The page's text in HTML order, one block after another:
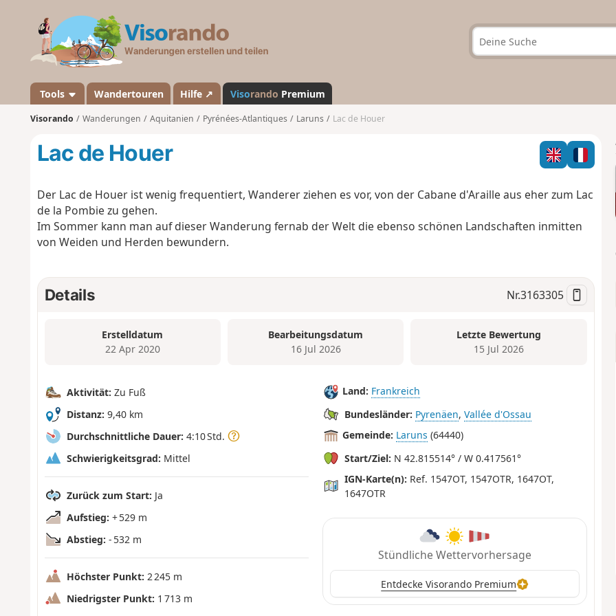
a
n
d
Tools Wandertouren Hilfe ↗ Visorando Premium
Visorando Wanderungen Aquitanien Pyrénées-Atlantiques Laruns Lac de Houer
Lac de Houer
Der Lac de Houer ist wenig frequentiert, Wanderer ziehen es vor, von der Cabane d'Araille aus eher zum Lac
de la Pombie zu gehen.
Im Sommer kann man auf dieser Wanderung fernab der Welt die ebenso schönen Landschaften inmitten
von Weiden und Herden bewundern.
Details Nr.3163305
Erstelldatum
22 Apr 2020
Bearbeitungsdatum
16 Jul 2026
Letzte Bewertung
15 Jul 2026
Aktivität: Zu Fuß
Distanz: 9,40 km
Durchschnittliche Dauer: 4:10 Std.
Schwierigkeitsgrad: Mittel
Zurück zum Start: Ja
Aufstieg: + 529 m
Abstieg: - 532 m
Höchster Punkt: 2 245 m
Niedrigster Punkt: 1 713 m
Land: Frankreich
Bundesländer: Pyrenäen,Vallée d'Ossau‎
Gemeinde: Laruns (64440)
Start/Ziel: N 42.815514° / W 0.417561°
IGN-Karte(n): Ref. 1547OT, 1547OTR, 1647OT,
1647OTR
Stündliche Wettervorhersage
Entdecke Visorando Premium